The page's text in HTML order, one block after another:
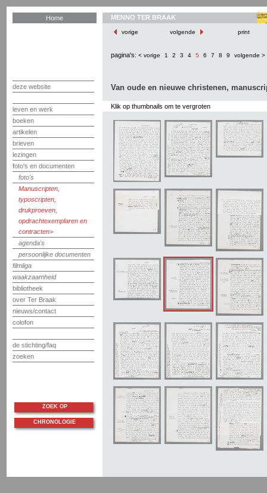
Home
deze website
leven en werk
boeken
artikelen
brieven
lezingen
foto's en documenten
foto's
Manuscripten,
typoscripten,
drukproeven,
opdrachtexemplaren en
contracten
agenda's
persoonlijke documenten
filmliga
waakzaamheid
bibliotheek
over Ter Braak
nieuws/contact
colofon
de stichting/faq
zoeken
MENNO TER BRAAK
vorige volgende print
pagina's: < vorige 1 2 3 4 5 6 7 8 9 volgende >
Van oude en nieuwe christenen,
Klik op thumbnails om te vergroten
ZOEK OP
CHRONOLOGIE